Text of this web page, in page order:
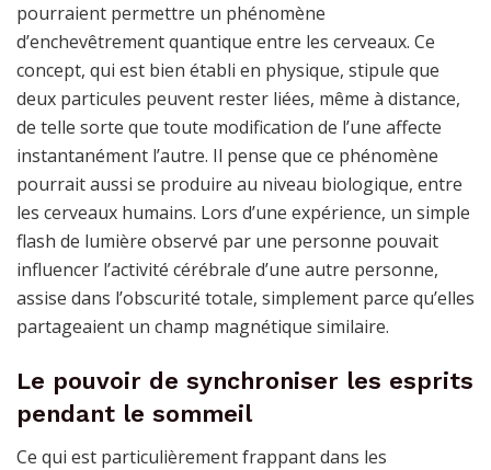
pourraient permettre un phénomène
d’enchevêtrement quantique entre les cerveaux. Ce
concept, qui est bien établi en physique, stipule que
deux particules peuvent rester liées, même à distance,
de telle sorte que toute modification de l’une affecte
instantanément l’autre. Il pense que ce phénomène
pourrait aussi se produire au niveau biologique, entre
les cerveaux humains. Lors d’une expérience, un simple
flash de lumière observé par une personne pouvait
influencer l’activité cérébrale d’une autre personne,
assise dans l’obscurité totale, simplement parce qu’elles
partageaient un champ magnétique similaire.
Le pouvoir de synchroniser les esprits
pendant le sommeil
Ce qui est particulièrement frappant dans les